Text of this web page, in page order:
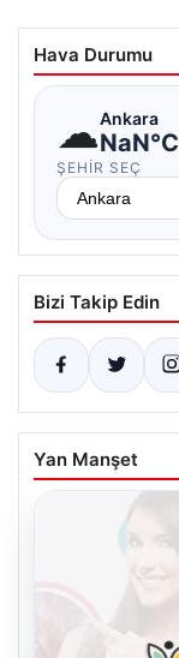
Hava Durumu
☁Ankara
NaN°C
ŞEHIR SEÇ
Bizi Takip Edin
Yan Manşet